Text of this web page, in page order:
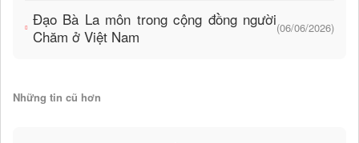
Đạo Bà La môn trong cộng đồng người
Chăm ở Việt Nam
(06/06/2026)
Những tin cũ hơn